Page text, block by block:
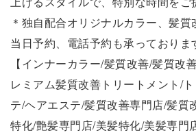
＊独自配合オリジナルカラー、髪
当日予約、電話予約も承っておりま
【インナーカラー/髪質改善/髪質改
レミアム髪質改善トリートメント/
テ/ヘアエステ/髪質改善専門店/髪質
特化/艶髪専門店/美髪特化/美髪専門